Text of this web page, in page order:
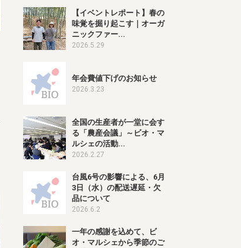
【イベントレポート】春の
味覚を掘り起こす｜オーガ
ニックファー...
2026.5.29
年会費値下げのお知らせ
2026.3.23
全国の生産者が一堂に会す
る「農産会議」～ビオ・マ
ルシェの活動...
2026.2.27
台風6号の影響による、6月
3日（水）の配送遅延・欠
品について
2026.6.2
一年の感謝を込めて、ビ
オ・マルシェから季節のご